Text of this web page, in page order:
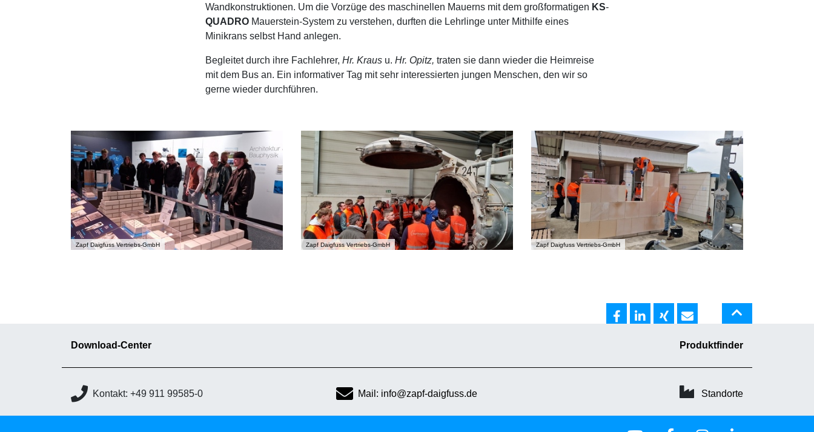
Wandkonstruktionen. Um die Vorzüge des maschinellen Mauerns mit dem großformatigen KS-
QUADRO Mauerstein-System zu verstehen, durften die Lehrlinge unter Mithilfe eines
Minikrans selbst Hand anlegen.
Begleitet durch ihre Fachlehrer, Hr. Kraus u. Hr. Opitz, traten sie dann wieder die Heimreise
mit dem Bus an. Ein informativer Tag mit sehr interessierten jungen Menschen, den wir so
gerne wieder durchführen.
Zapf Daigfuss Vertriebs-GmbH Zapf Daigfuss Vertriebs-GmbH Zapf Daigfuss Vertriebs-GmbH
Download-Center Produktfinder
Kontakt: +49 911 99585-0 Mail: info@zapf-daigfuss.de Standorte